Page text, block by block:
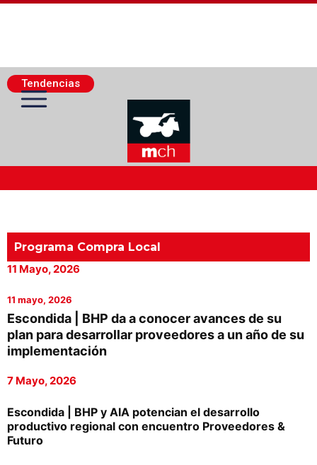
Tendencias
Actualidad Minera
Minería Superficie
Proveedores
Canal Digital
Columnas de Opinión
Designaciones
Calendario de Eventos
Programa Compra Local
11 Mayo, 2026
11 mayo, 2026
Escondida | BHP da a conocer avances de su
plan para desarrollar proveedores a un año de su
implementación
7 Mayo, 2026
Escondida | BHP y AIA potencian el desarrollo
productivo regional con encuentro Proveedores &
Futuro